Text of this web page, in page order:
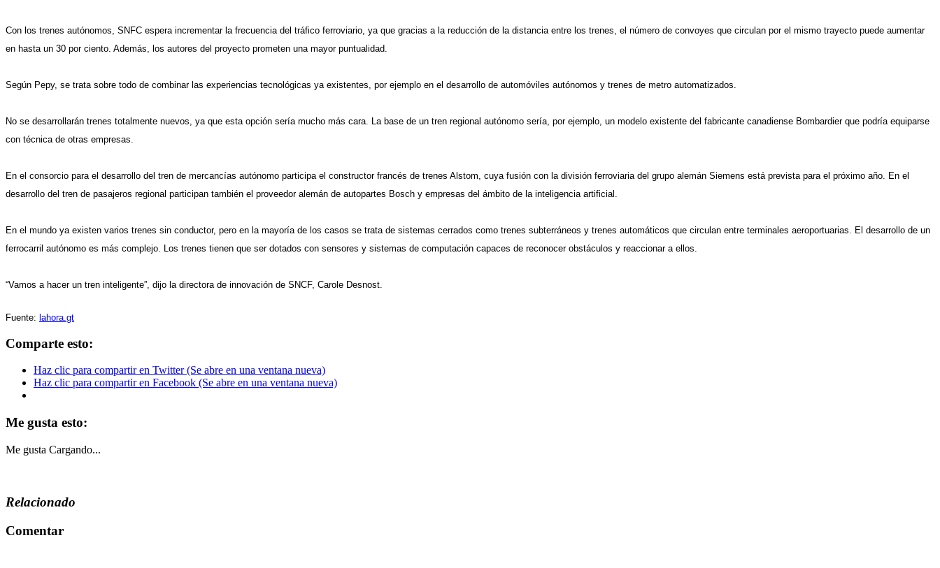
Con los trenes autónomos, SNFC espera incrementar la frecuencia del tráfico ferroviario, ya que gracias a la reducción de la distancia entre los trenes, el número de convoyes que circulan por el mismo trayecto puede aumentar
en hasta un 30 por ciento. Además, los autores del proyecto prometen una mayor puntualidad.
Según Pepy, se trata sobre todo de combinar las experiencias tecnológicas ya existentes, por ejemplo en el desarrollo de automóviles autónomos y trenes de metro automatizados.
No se desarrollarán trenes totalmente nuevos, ya que esta opción sería mucho más cara. La base de un tren regional autónomo sería, por ejemplo, un modelo existente del fabricante canadiense Bombardier que podría equiparse
con técnica de otras empresas.
En el consorcio para el desarrollo del tren de mercancías autónomo participa el constructor francés de trenes Alstom, cuya fusión con la división ferroviaria del grupo alemán Siemens está prevista para el próximo año. En el
desarrollo del tren de pasajeros regional participan también el proveedor alemán de autopartes Bosch y empresas del ámbito de la inteligencia artificial.
En el mundo ya existen varios trenes sin conductor, pero en la mayoría de los casos se trata de sistemas cerrados como trenes subterráneos y trenes automáticos que circulan entre terminales aeroportuarias. El desarrollo de un
ferrocarril autónomo es más complejo. Los trenes tienen que ser dotados con sensores y sistemas de computación capaces de reconocer obstáculos y reaccionar a ellos.
“Vamos a hacer un tren inteligente”, dijo la directora de innovación de SNCF, Carole Desnost.
Fuente: lahora.gt
Comparte esto:
Haz clic para compartir en Twitter (Se abre en una ventana nueva)
Haz clic para compartir en Facebook (Se abre en una ventana nueva)
Me gusta esto:
Me gusta Cargando...
Relacionado
Comentar